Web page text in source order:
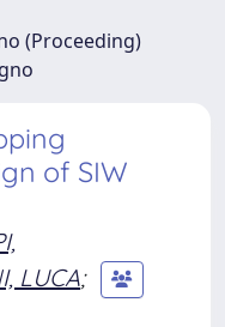
(Proceeding)
of SIW
LUCA;